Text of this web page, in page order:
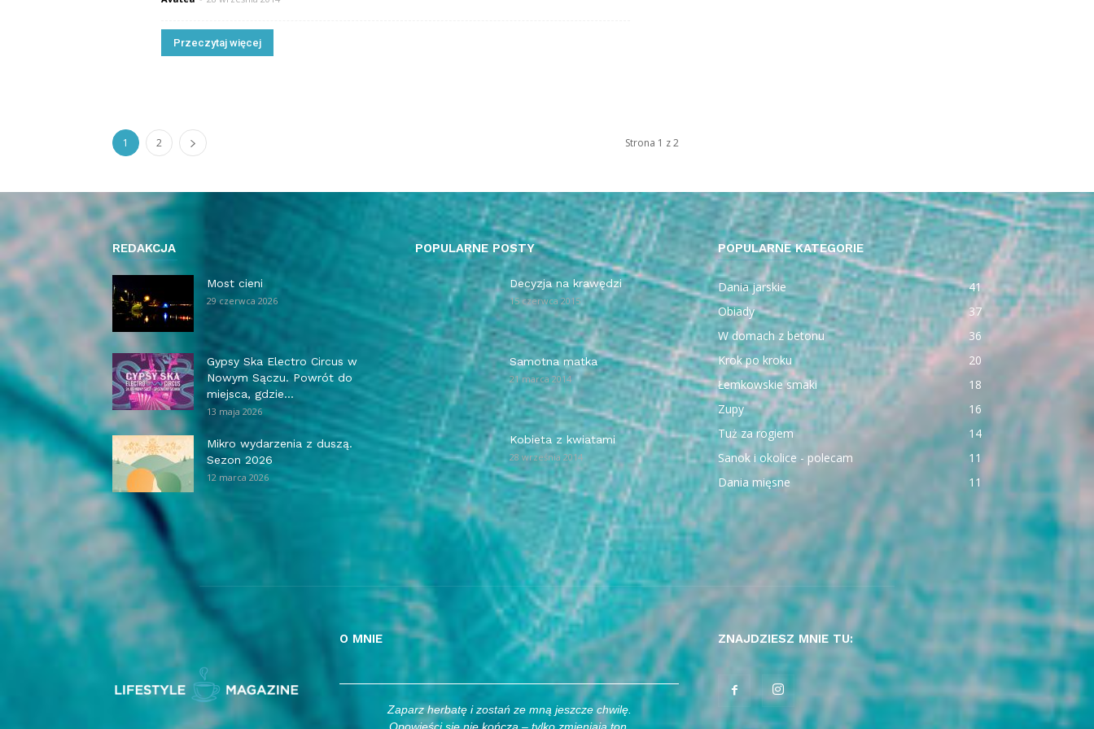
Przeczytaj więcej
1 2 Strona 1 z 2
REDAKCJA
Most cieni
29 czerwca 2026
Gypsy Ska Electro Circus w
Nowym Sączu. Powrót do
miejsca, gdzie...
13 maja 2026
Mikro wydarzenia z duszą.
Sezon 2026
12 marca 2026
POPULARNE POSTY
Decyzja na krawędzi
15 czerwca 2015
Samotna matka
21 marca 2014
Kobieta z kwiatami
28 września 2014
POPULARNE KATEGORIE
Dania jarskie
41
Obiady
37
W domach z betonu
36
Krok po kroku
20
Łemkowskie smaki
18
Zupy
16
Tuż za rogiem
14
Sanok i okolice - polecam
11
Dania mięsne
11
O MNIE
Zaparz herbatę i zostań ze mną jeszcze chwilę.
ZNAJDZIESZ MNIE TU: